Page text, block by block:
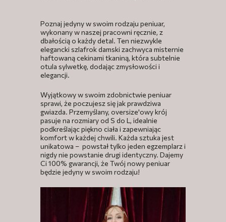
Poznaj jedyny w swoim rodzaju peniuar,
wykonany w naszej pracowni ręcznie, z
dbałością o każdy detal. Ten niezwykle
elegancki szlafrok damski zachwyca misternie
haftowaną cekinami tkaniną, która subtelnie
otula sylwetkę, dodając zmysłowości i
elegancji.
Wyjątkowy w swoim zdobnictwie peniuar
sprawi, że poczujesz się jak prawdziwa
gwiazda. Przemyślany, oversize'owy krój
pasuje na rozmiary od S do L, idealnie
podkreślając piękno ciała i zapewniając
komfort w każdej chwili. Każda sztuka jest
unikatowa – powstał tylko jeden egzemplarz i
nigdy nie powstanie drugi identyczny. Dajemy
Ci 100% gwarancji, że Twój nowy peniuar
będzie jedyny w swoim rodzaju!